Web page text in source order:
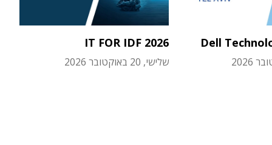
Dell
IT FOR IDF 2026
שלישי, 20 באוקטובר 2026